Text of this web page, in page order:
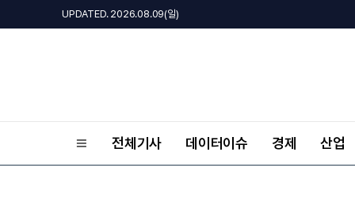
UPDATED. 2026.08.09(일)
전체기사 데이터이슈 경제 산업